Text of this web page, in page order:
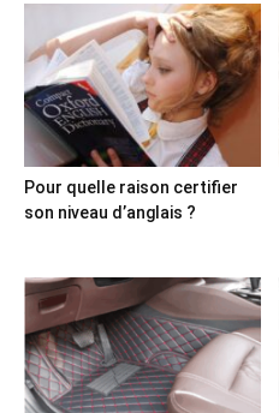
Pour quelle raison certifier
son niveau d’anglais ?